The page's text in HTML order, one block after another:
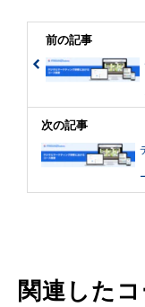
前の記事
次の記事
関連した